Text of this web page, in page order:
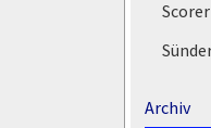
Scorer
Archiv